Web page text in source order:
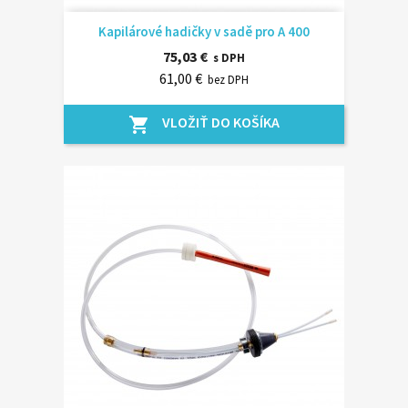
Kapilárové hadičky v sadě pro A 400
75,03 € s DPH
61,00 € bez DPH
shopping_cart VLOŽIŤ DO KOŠÍKA